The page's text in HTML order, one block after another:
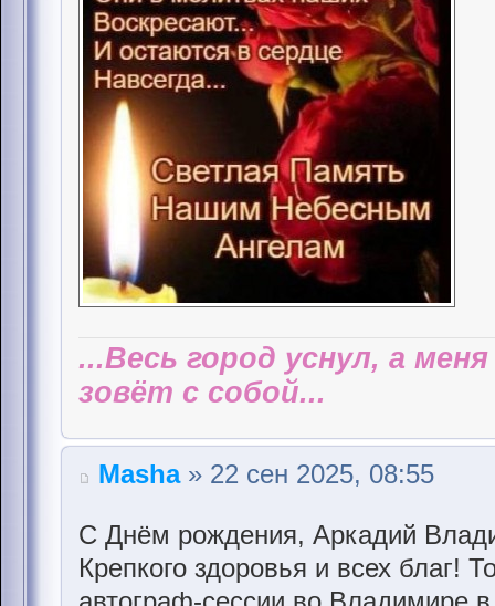
...Весь город уснул, а
зовёт с собой...
Masha» 22 сен 2025, 08:55
С Днём рождения, Аркадий
Крепкого здоровья и всех благ!